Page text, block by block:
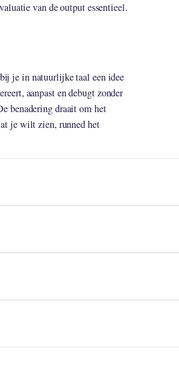
van de output essentieel.
je in natuurlijke taal een idee
aanpast en debugt zonder
benadering draait om het
je wilt zien, runned het